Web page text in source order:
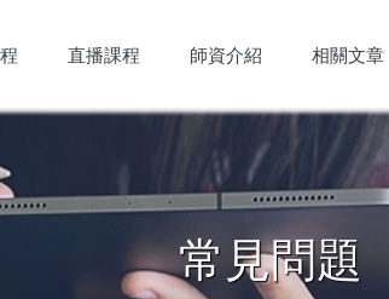
直播課程 師資介紹 相關文章
常見問題